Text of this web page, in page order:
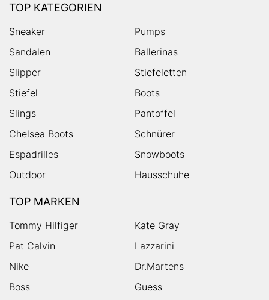
TOP KATEGORIEN
Sneaker
Pumps
Sandalen
Ballerinas
Slipper
Stiefeletten
Stiefel
Boots
Slings
Pantoffel
Chelsea Boots
Schnürer
Espadrilles
Snowboots
Outdoor
Hausschuhe
TOP MARKEN
Tommy Hilfiger
Kate Gray
Pat Calvin
Lazzarini
Nike
Dr.Martens
Boss
Guess